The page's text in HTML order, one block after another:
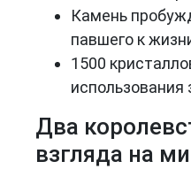
Камень
павшего к
1500
Два
взгляда на